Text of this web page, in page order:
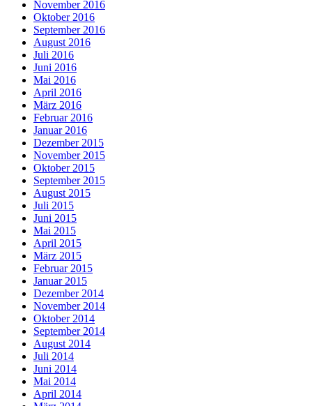
November 2016
Oktober 2016
September 2016
August 2016
Juli 2016
Juni 2016
Mai 2016
April 2016
März 2016
Februar 2016
Januar 2016
Dezember 2015
November 2015
Oktober 2015
September 2015
August 2015
Juli 2015
Juni 2015
Mai 2015
April 2015
März 2015
Februar 2015
Januar 2015
Dezember 2014
November 2014
Oktober 2014
September 2014
August 2014
Juli 2014
Juni 2014
Mai 2014
April 2014